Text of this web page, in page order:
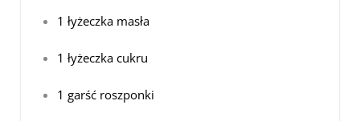
1 łyżeczka masła
1 łyżeczka cukru
1 garść roszponki